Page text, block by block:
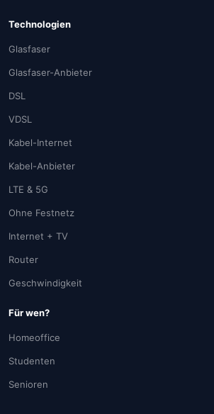
Technologien
Glasfaser
Glasfaser-Anbieter
DSL
VDSL
Kabel-Internet
Kabel-Anbieter
LTE & 5G
Ohne Festnetz
Internet + TV
Router
Geschwindigkeit
Für wen?
Homeoffice
Studenten
Senioren